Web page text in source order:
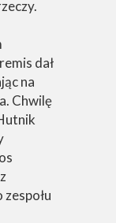
dał
na
Chwilę